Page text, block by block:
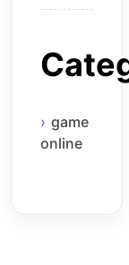
game
online